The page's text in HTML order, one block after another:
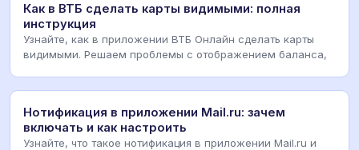
Как в ВТБ сделать карты видимыми: полная
инструкция
Узнайте, как в приложении ВТБ Онлайн сделать карты
видимыми. Решаем проблемы с отображением баланса,
Нотификация в приложении Mail.ru: зачем
включать и как настроить
Узнайте, что такое нотификация в приложении Mail.ru и